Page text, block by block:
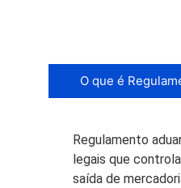
O que é
Regulamento
legais que
saída de